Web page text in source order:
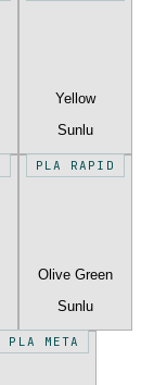
Yellow
Sunlu
PLA RAPID
Olive Green
Sunlu
PLA META